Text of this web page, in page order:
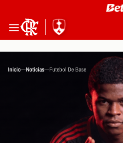
Inicio Noticias Futebol De Base